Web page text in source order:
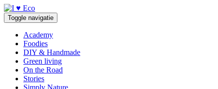
Doorgaan
naar
inhoud
Toggle navigatie
Academy
Foodies
DIY & Handmade
Green living
On the Road
Stories
Simply Nature